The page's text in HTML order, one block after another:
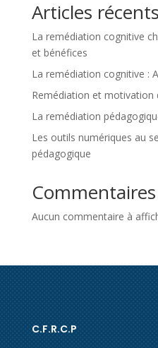
Articles récents
La remédiation cognitive
et bénéfices
La remédiation cognitive :
Remédiation et motivation
La remédiation
Les outils numériques au
pédagogique
Aucun commentaire à
C.F.R.C.P